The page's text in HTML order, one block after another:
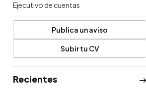
Ejecutivo de cuentas
Publica un aviso
Subir tu CV
Recientes